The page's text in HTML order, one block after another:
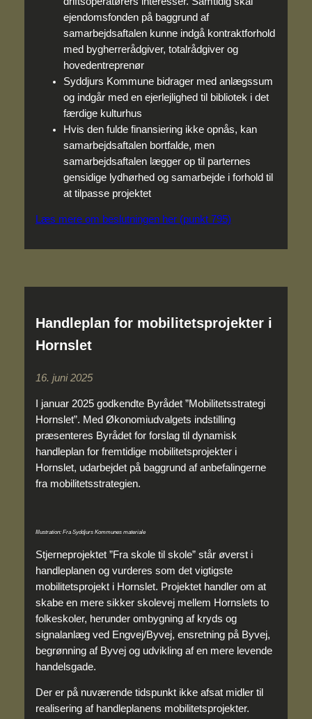
ejendomsfonden på baggrund af
samarbejdsaftalen kunne indgå kontraktforhold
med bygherrerådgiver, totalrådgiver og
hovedentreprenør
Syddjurs Kommune bidrager med anlægssum
og indgår med en ejerlejlighed til bibliotek i det
færdige kulturhus
Hvis den fulde finansiering ikke opnås, kan
samarbejdsaftalen bortfalde, men
samarbejdsaftalen lægger op til parternes
gensidige lydhørhed og samarbejde i forhold til
at tilpasse projektet
Læs mere om beslutningen her (punkt 795)
Handleplan for mobilitetsprojekter i
Hornslet
16. juni 2025
I januar 2025 godkendte Byrådet ”Mobilitetsstrategi
Hornslet”. Med Økonomiudvalgets indstilling
præsenteres Byrådet for forslag til dynamisk
handleplan for fremtidige mobilitetsprojekter i
Hornslet, udarbejdet på baggrund af anbefalingerne
fra mobilitetsstrategien.
Illustration: Fra Syddjurs Kommunes materiale
Stjerneprojektet ”Fra skole til skole” står øverst i
handleplanen og vurderes som det vigtigste
mobilitetsprojekt i Hornslet. Projektet handler om at
skabe en mere sikker skolevej mellem Hornslets to
folkeskoler, herunder ombygning af kryds og
signalanlæg ved Engvej/Byvej, ensretning på Byvej,
begrønning af Byvej og udvikling af en mere levende
handelsgade.
Der er på nuværende tidspunkt ikke afsat midler til
realisering af handleplanens mobilitetsprojekter.